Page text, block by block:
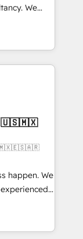
We
to
their
improve
&
your
those with
🇺🇸🇲🇽
🇺🇸🇲🇽🇪🇸🇦🇷
happen. We
Hub,
customers